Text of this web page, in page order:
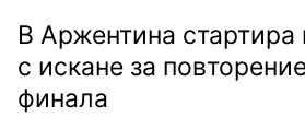
В Аржентина стартира
с искане за
финала